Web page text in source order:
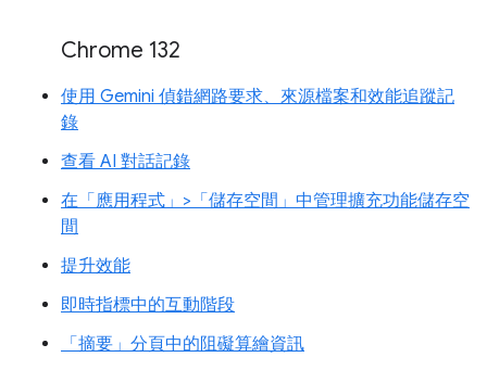
Chrome 132
使用 Gemini 偵錯網路要求、來源檔案和效能追蹤記
錄
查看 AI 對話記錄
在「應用程式」>「儲存空間」中管理擴充功能儲存空
間
提升效能
即時指標中的互動階段
「摘要」分頁中的阻礙算繪資訊